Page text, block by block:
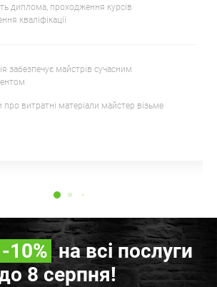
диплома, проходження курсів
кваліфікації
забезпечує майстрів сучасним
про витратні матеріали майстер візьме
-10% на всі послуги
8 серпня!